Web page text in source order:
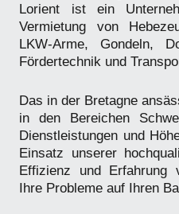
Lorient ist ein
Vermietung von
LKW-Arme, Gondeln,
Fördertechnik und
Das in der Bretagne
in den Bereichen
Dienstleistungen und
Einsatz unserer
Effizienz und Erfahrung
Ihre Probleme auf Ihren